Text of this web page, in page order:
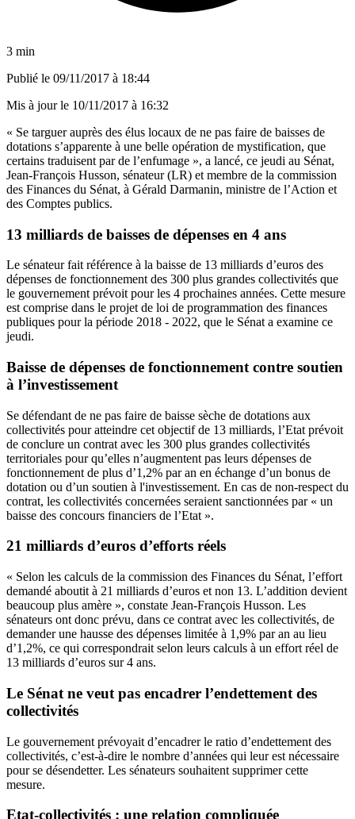
3 min
Publié le 09/11/2017 à 18:44
Mis à jour le 10/11/2017 à 16:32
« Se targuer auprès des élus locaux de ne pas faire de baisses de
dotations s’apparente à une belle opération de mystification, que
certains traduisent par de l’enfumage », a lancé, ce jeudi au Sénat,
Jean-François Husson, sénateur (LR) et membre de la commission
des Finances du Sénat, à Gérald Darmanin, ministre de l’Action et
des Comptes publics.
13 milliards de baisses de dépenses en 4 ans
Le sénateur fait référence à la baisse de 13 milliards d’euros des
dépenses de fonctionnement des 300 plus grandes collectivités que
le gouvernement prévoit pour les 4 prochaines années. Cette mesure
est comprise dans le projet de loi de programmation des finances
publiques pour la période 2018 - 2022, que le Sénat a examine ce
jeudi.
Baisse de dépenses de fonctionnement contre soutien
à l’investissement
Se défendant de ne pas faire de baisse sèche de dotations aux
collectivités pour atteindre cet objectif de 13 milliards, l’Etat prévoit
de conclure un contrat avec les 300 plus grandes collectivités
territoriales pour qu’elles n’augmentent pas leurs dépenses de
fonctionnement de plus d’1,2% par an en échange d’un bonus de
dotation ou d’un soutien à l'investissement. En cas de non-respect du
contrat, les collectivités concernées seraient sanctionnées par « un
baisse des concours financiers de l’Etat ».
21 milliards d’euros d’efforts réels
« Selon les calculs de la commission des Finances du Sénat, l’effort
demandé aboutit à 21 milliards d’euros et non 13. L’addition devient
beaucoup plus amère », constate Jean-François Husson. Les
sénateurs ont donc prévu, dans ce contrat avec les collectivités, de
demander une hausse des dépenses limitée à 1,9% par an au lieu
d’1,2%, ce qui correspondrait selon leurs calculs à un effort réel de
13 milliards d’euros sur 4 ans.
Le Sénat ne veut pas encadrer l’endettement des
collectivités
Le gouvernement prévoyait d’encadrer le ratio d’endettement des
collectivités, c’est-à-dire le nombre d’années qui leur est nécessaire
pour se désendetter. Les sénateurs souhaitent supprimer cette
mesure.
Etat-collectivités : une relation compliquée